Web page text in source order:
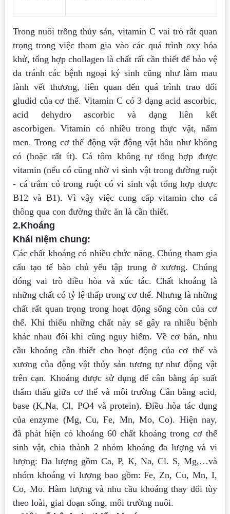
Trong nuôi trồng thủy sản, vitamin C vai trò rất quan
trọng trong việc tham gia vào các quá trình oxy hóa
khử, tổng hợp chollagen là chất rất cần thiết để bảo vệ
da tránhcác bệnh ngoại ký sinh cũng như làm mau
lành vết thương, liên quan đến quá trìnhtrao đổi
gludid của cơ thể. Vitamin C có 3 dạng acid ascorbic,
acid dehydro ascorbic và dạng liên kết
ascorbigen.Vitamin có nhiều trong thực vật, nấm
men. Trong cơ thể động vật động vật hầu như không
có (hoặc rất ít). Cá tôm không tự tổng hợp được
vitamin (nếu có cũng nhờ vi sinh vật trong đường ruột
- cá trắm cỏ trong ruột có vi sinh vật tổng hợp được
B12 và B1). Vì vậy việc cung cấp vitamin cho cá
thông qua con đường thức ăn là cần thiết.
2.Khoáng
Khái niệm chung:
Các chất khoáng có nhiều chức năng. Chúng tham gia
cấu tạo tế bào chủ yếu tập trung ở xương. Chúng
đóng vai trò điều hòa và xúc tác. Chất khoáng là
những chất có tỷ lệ thấp trong cơ thể. Nhưng là những
chất rất quan trọng trong hoạt động sốngcòn của cơ
thể. Khi thiếu những chất này sẽ gây ra nhiều bệnh
khác nhau đôi khi cũng nguy hiểm. Về cơ bản, nhu
cầu khoáng cần thiết cho hoạt động của cơ thể và
xương của độngvật thủy sản tương tự như động vật
trên cạn. Khoáng được sử dụng để cân bằng áp suất
thẩm thấu giữa cơ thể và môi trường Cân bằng acid,
base (K,Na, Cl, PO4 vàprotein). Điều hòa tác dụng
của enzyme (Mg, Cu, Fe, Mn, Mo, Co). Hiện nay,
đã phát hiện có khoảng 60 chất khoáng trong cơ thể
sinh vật, chia thành 2 nhóm khoáng đa lượng và vi
lượng: Đa lượng gồm Ca, P, K, Na, Cl. S, Mg,…và
nhóm khoáng vi lượng bao gồm: Fe, Zn, Cu, Mn, I,
Co, Mo. Hàm lượng và nhu cầu khoáng thay đổi tùy
theo loài, giai đoạn sống, môi trường nuôi.